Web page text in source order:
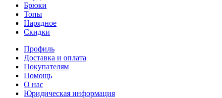
Брюки
Топы
Нарядное
Скидки
Профиль
Доставка и оплата
Покупателям
Помощь
О нас
Юридическая информация